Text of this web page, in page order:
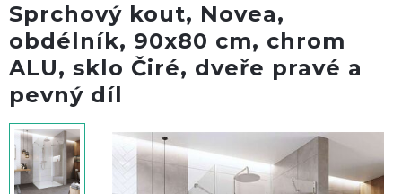
Sprchový kout, Novea,
obdélník, 90x80 cm, chrom
ALU, sklo Čiré, dveře pravé a
pevný díl